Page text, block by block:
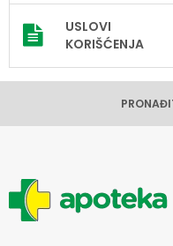
USLOVI
KORIŠĆENJA